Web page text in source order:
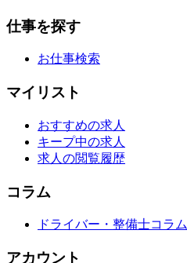
仕事を探す
お仕事検索
マイリスト
おすすめの求人
キープ中の求人
求人の閲覧履歴
コラム
ドライバー・整備士コラム
アカウント